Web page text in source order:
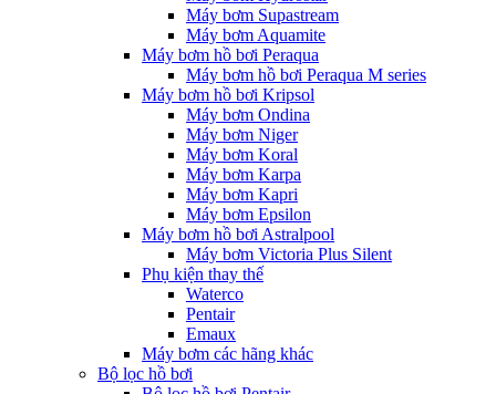
Máy bơm Supastream
Máy bơm Aquamite
Máy bơm hồ bơi Peraqua
Máy bơm hồ bơi Peraqua M series
Máy bơm hồ bơi Kripsol
Máy bơm Ondina
Máy bơm Niger
Máy bơm Koral
Máy bơm Karpa
Máy bơm Kapri
Máy bơm Epsilon
Máy bơm hồ bơi Astralpool
Máy bơm Victoria Plus Silent
Phụ kiện thay thế
Waterco
Pentair
Emaux
Máy bơm các hãng khác
Bộ lọc hồ bơi